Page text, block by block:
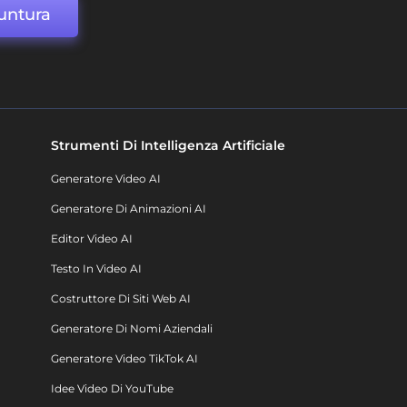
Strumenti Di Intelligenza Artificiale
Generatore Video AI
Generatore Di Animazioni AI
Editor Video AI
Testo In Video AI
Costruttore Di Siti Web AI
Generatore Di Nomi Aziendali
Generatore Video TikTok AI
Idee Video Di YouTube